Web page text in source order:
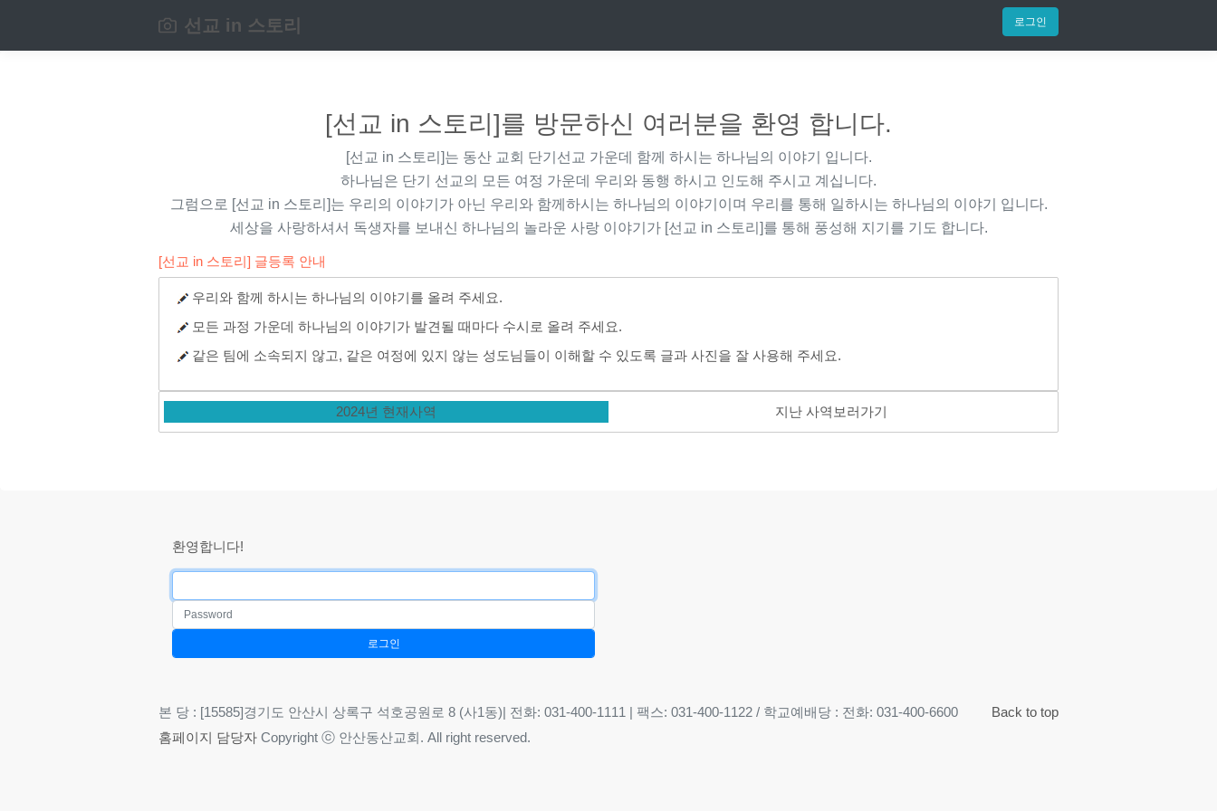
선교 in 스토리 로그인
[선교 in 스토리]를 방문하신 여러분을 환영 합니다.
[선교 in 스토리]는 동산 교회 단기선교 가운데 함께 하시는 하나님의 이야기 입니다.
하나님은 단기 선교의 모든 여정 가운데 우리와 동행 하시고 인도해 주시고 계십니다.
그럼으로 [선교 in 스토리]는 우리의 이야기가 아닌 우리와 함께하시는 하나님의 이야기이며 우리를 통해 일하시는 하나님의 이야기 입니다.
세상을 사랑하셔서 독생자를 보내신 하나님의 놀라운 사랑 이야기가 [선교 in 스토리]를 통해 풍성해 지기를 기도 합니다.
[선교 in 스토리] 글등록 안내
우리와 함께 하시는 하나님의 이야기를 올려 주세요.
모든 과정 가운데 하나님의 이야기가 발견될 때마다 수시로 올려 주세요.
같은 팀에 소속되지 않고, 같은 여정에 있지 않는 성도님들이 이해할 수 있도록 글과 사진을 잘 사용해 주세요.
2024년 현재사역 지난 사역보러가기
환영합니다!
Back to top
본 당 : [15585]경기도 안산시 상록구 석호공원로 8 (사1동)| 전화: 031-400-1111 | 팩스: 031-400-1122 / 학교예배당 : 전화: 031-400-6600
홈페이지
담당자 Copyright ⓒ 안산동산교회. All right reserved.